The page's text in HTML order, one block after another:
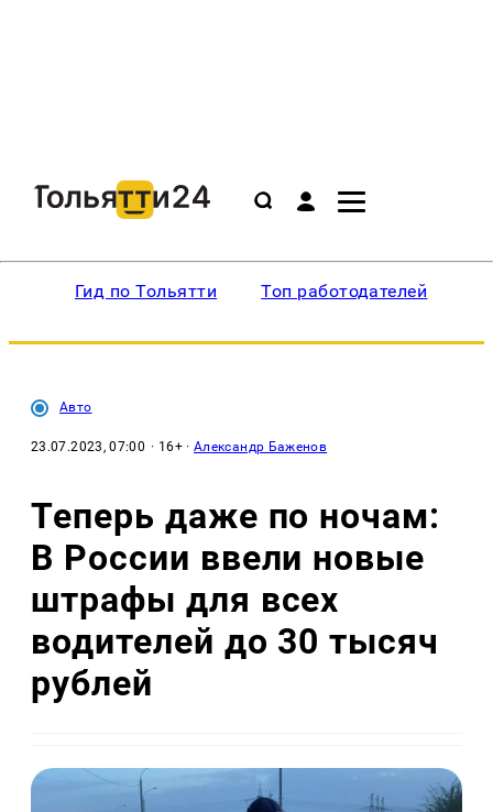
Гид по Тольятти Топ работодателей
Авто
23.07.2023, 07:00 · 16+ ·Александр Баженов
Теперь даже по ночам:
В России ввели новые
штрафы для всех
водителей до 30 тысяч
рублей